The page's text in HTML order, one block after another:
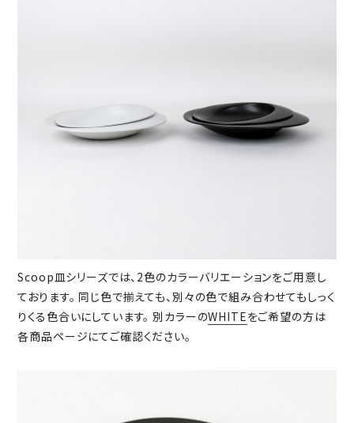
Scoop皿シリーズでは、2色のカラーバリエーションをご用意し
ております。 同じ色で揃えても、別々の色で組み合わせてもしっく
りくる色合いにしています。 別カラーのWHITEをご希望の方は
各商品ページにてご確認ください。